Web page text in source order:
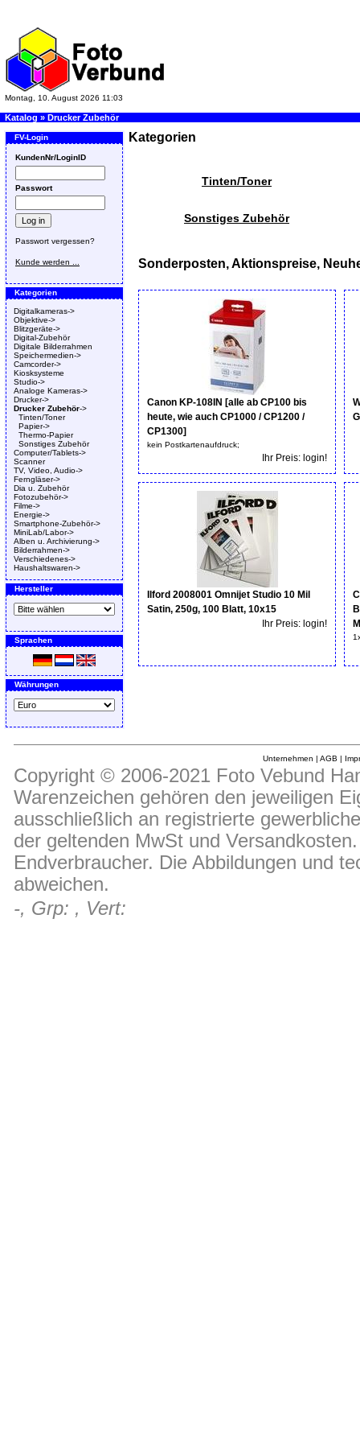
Montag, 10. August 2026 11:03
Katalog » Drucker Zubehör
FV-Login
KundenNr/LoginID
Passwort
Passwort vergessen?
Kunde werden ...
Kategorien
Digitalkameras->
Objektive->
Blitzgeräte->
Digital-Zubehör
Digitale Bilderrahmen
Speichermedien->
Camcorder->
Kiosksysteme
Studio->
Analoge Kameras->
Drucker->
Drucker Zubehör->
Tinten/Toner
Papier->
Thermo-Papier
Sonstiges Zubehör
Computer/Tablets->
Scanner
TV, Video, Audio->
Ferngläser->
Dia u. Zubehör
Fotozubehör->
Filme->
Energie->
Smartphone-Zubehör->
MiniLab/Labor->
Alben u. Archivierung->
Bilderrahmen->
Verschiedenes->
Haushaltswaren->
Hersteller
Sprachen
Währungen
Kategorien
Tinten/Toner
Sonstiges Zubehör
Sonderposten, Aktionspreise,
Canon KP-108IN [alle ab CP100 bis
heute, wie auch CP1000 / CP1200 /
CP1300]
kein Postkartenaufdruck;
Ihr Preis: login!
Ilford 2008001 Omnijet Studio 10 Mil
Satin, 250g, 100 Blatt, 10x15
Ihr Preis: login!
Unternehmen | AGB |
Copyright © 2006-2021 Foto Vebund
Warenzeichen gehören den jeweiligen
ausschließlich an registrierte
der geltenden MwSt und
Endverbraucher. Die Abbildungen und
abweichen.
-, Grp: , Vert: